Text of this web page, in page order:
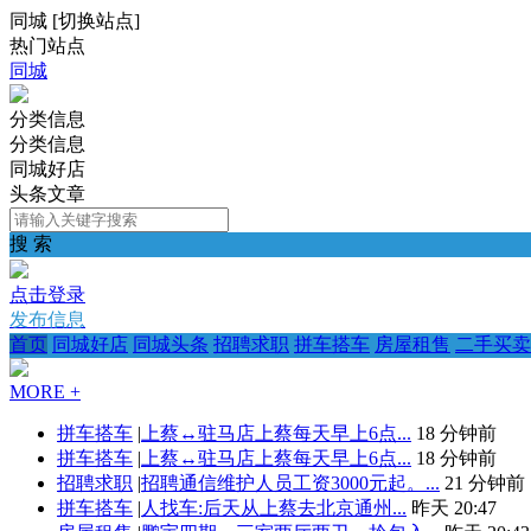
同城 [切换站点]
热门站点
同城
分类信息
分类信息
同城好店
头条文章
搜 索
点击登录
发布信息
首页 同城好店 同城头条 招聘求职 拼车搭车 房屋租售 二手买卖
MORE +
拼车搭车 | 上蔡↔️驻马店上蔡每天早上6点... 18 分钟前
拼车搭车 | 上蔡↔️驻马店上蔡每天早上6点... 18 分钟前
招聘求职 |招聘通信维护人员工资3000元起。... 21 分钟前
拼车搭车 | 人找车:后天从上蔡去北京通州... 昨天 20:47